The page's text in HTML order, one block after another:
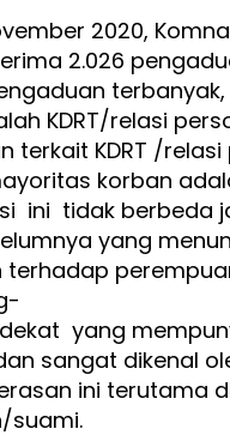
2020,
2.026
terbanyak,
KDRT/relasi
terkait KDRT /
korban
ini tidak berbeda
yang
terhadap
yang
sangat dikenal
ini terutama
suami.